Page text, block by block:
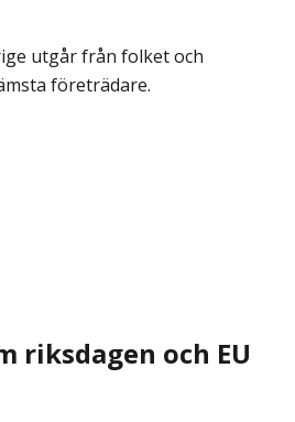
utgår från folket och
företrädare.
riksdagen och EU